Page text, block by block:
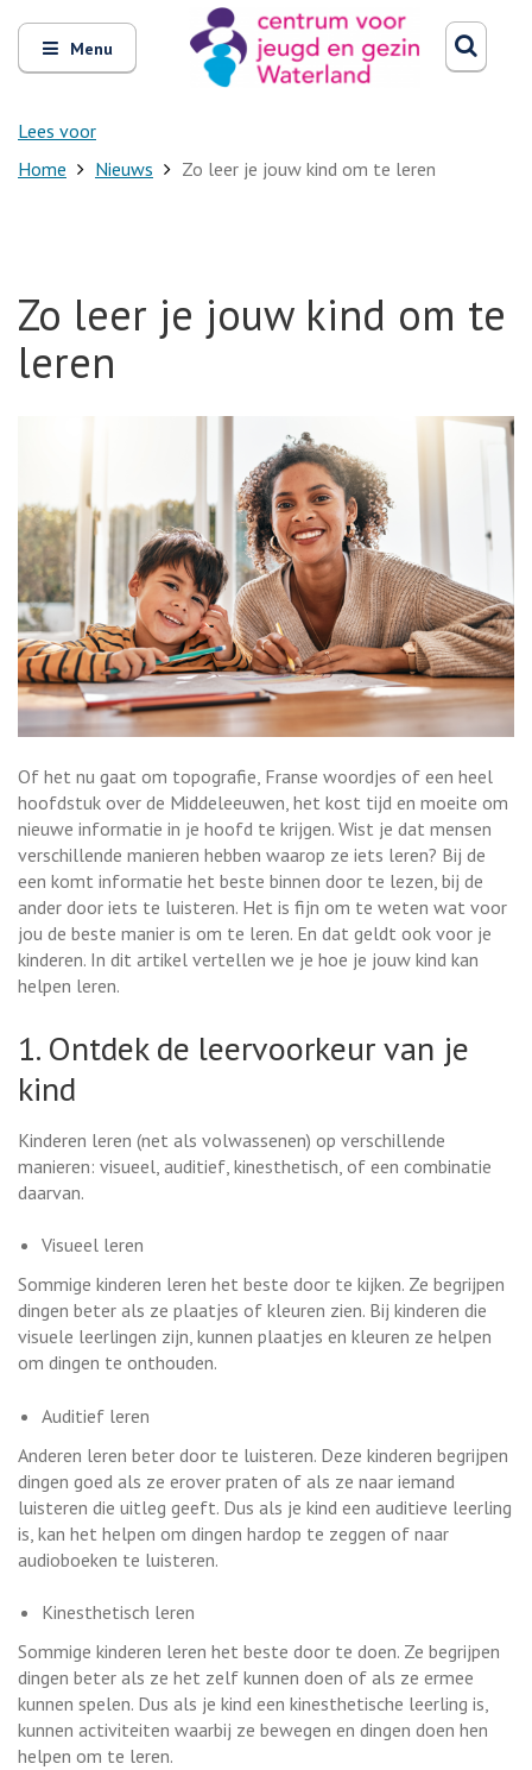
Open
en
sluit
Menu
Lees voor
Zoeken
Home Nieuws Zo leer je jouw kind om te leren
Zo leer je jouw kind om te
leren
Of het nu gaat om topografie, Franse woordjes of een heel
hoofdstuk over de Middeleeuwen, het kost tijd en moeite om
nieuwe informatie in je hoofd te krijgen. Wist je dat mensen
verschillende manieren hebben waarop ze iets leren? Bij de
een komt informatie het beste binnen door te lezen, bij de
ander door iets te luisteren. Het is fijn om te weten wat voor
jou de beste manier is om te leren. En dat geldt ook voor je
kinderen. In dit artikel vertellen we je hoe je jouw kind kan
helpen leren.
1. Ontdek de leervoorkeur van je
kind
Kinderen leren (net als volwassenen) op verschillende
manieren: visueel, auditief, kinesthetisch, of een combinatie
daarvan.
Visueel leren
Sommige kinderen leren het beste door te kijken. Ze begrijpen
dingen beter als ze plaatjes of kleuren zien. Bij kinderen die
visuele leerlingen zijn, kunnen plaatjes en kleuren ze helpen
om dingen te onthouden.
Auditief leren
Anderen leren beter door te luisteren. Deze kinderen begrijpen
dingen goed als ze erover praten of als ze naar iemand
luisteren die uitleg geeft. Dus als je kind een auditieve leerling
is, kan het helpen om dingen hardop te zeggen of naar
audioboeken te luisteren.
Kinesthetisch leren
Sommige kinderen leren het beste door te doen. Ze begrijpen
dingen beter als ze het zelf kunnen doen of als ze ermee
kunnen spelen. Dus als je kind een kinesthetische leerling is,
kunnen activiteiten waarbij ze bewegen en dingen doen hen
helpen om te leren.